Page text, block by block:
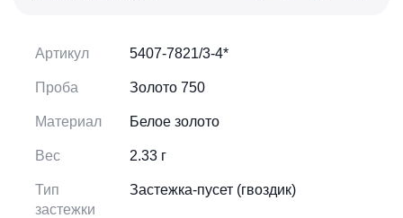
Артикул 5407-7821/3-4*
Проба Золото 750
Материал Белое золото
Вес 2.33 г
Тип
застежки
Застежка-пусет (гвоздик)